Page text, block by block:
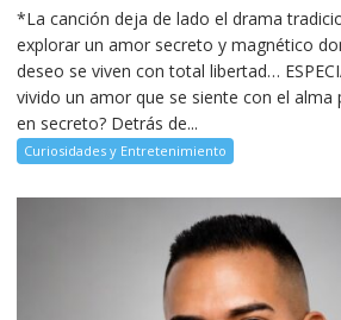
*La canción deja de lado el drama
explorar un amor secreto y magnético
deseo se viven con total libertad…
vivido un amor que se siente con el alma
en secreto? Detrás de...
Curiosidades y Entretenimiento